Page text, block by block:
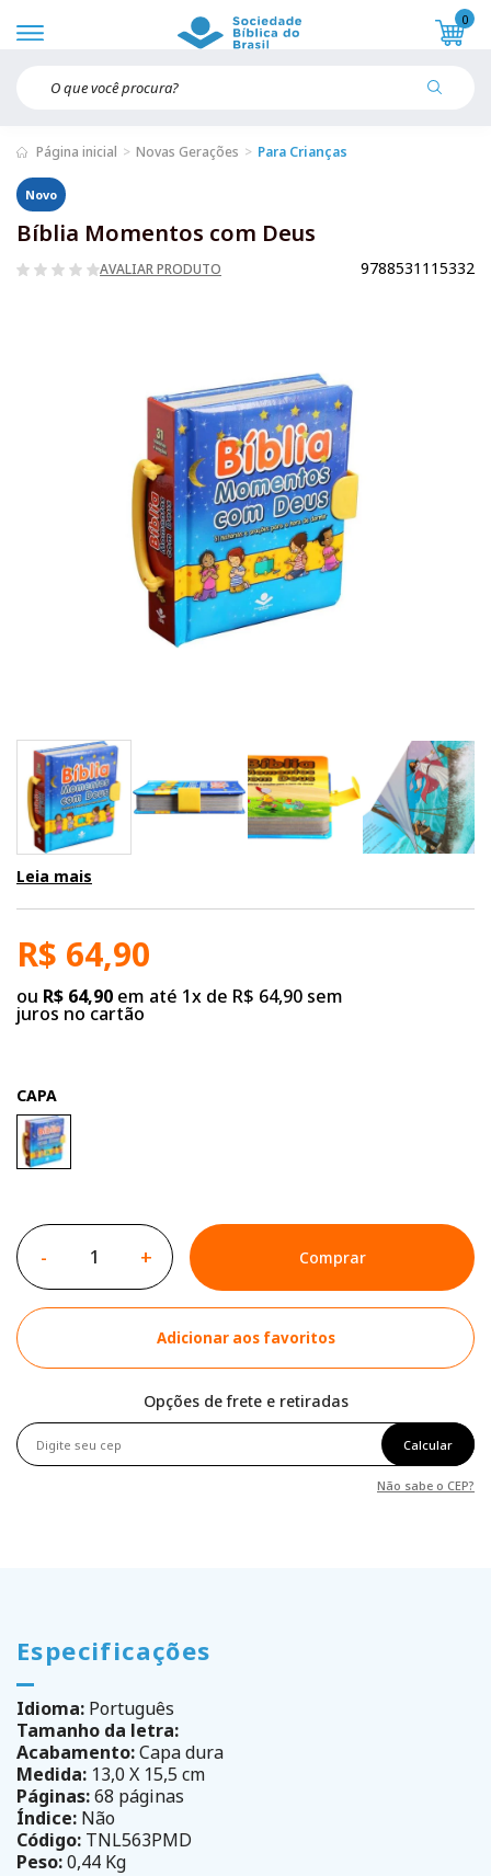
0
Página inicial Novas Gerações Para Crianças
Novo
Bíblia Momentos com Deus
AVALIAR PRODUTO 9788531115332
Leia mais
R$ 64,90
ou R$ 64,90 em até 1x de R$ 64,90 sem
juros no cartão
CAPA
- + Comprar
Adicionar aos favoritos
Opções de frete e retiradas
Calcular
Não sabe o CEP?
Especificações
Idioma: Português
Tamanho da letra:
Acabamento:Capa dura
Medida: 13,0 X 15,5 cm
Páginas:68 páginas
Índice: Não
Código: TNL563PMD
Peso:0,44 Kg